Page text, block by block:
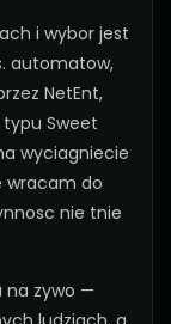
i wybor jest
automatow,
NetEnt,
typu Sweet
wyciagniecie
wracam do
nie tnie
na zywo —